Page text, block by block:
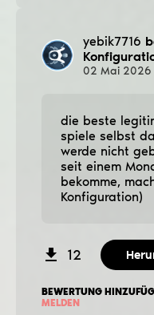
yebik7716
02 Mai 2026
die beste
spiele selbst
werde nicht
seit einem
bekomme,
Konfiguration)
12
BEWERTUNG
MELDEN